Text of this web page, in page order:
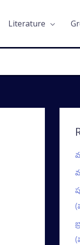
Literature